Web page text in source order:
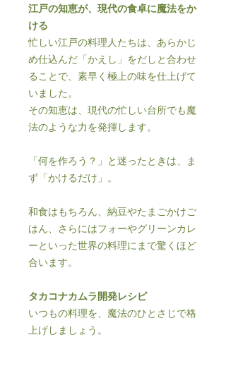
江戸の知恵が、現代の食卓に魔法をか
ける
忙しい江戸の料理人たちは、あらかじ
め仕込んだ「かえし」をだしと合わせ
ることで、素早く極上の味を仕上げて
いました。
その知恵は、現代の忙しい台所でも魔
法のような力を発揮します。
「何を作ろう？」と迷ったときは、ま
ず「かけるだけ」。
和食はもちろん、納豆やたまごかけご
はん、さらにはフォーやグリーンカレ
ーといった世界の料理にまで驚くほど
合います。
タカコナカムラ開発レシピ
いつもの料理を、魔法のひとさじで格
上げしましょう。